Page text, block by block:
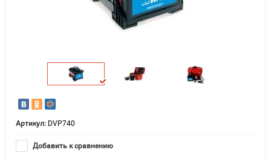
Артикул: DVP740
Добавить к сравнению